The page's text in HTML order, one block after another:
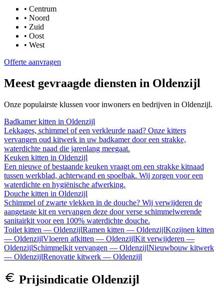
• Centrum
• Noord
• Zuid
• Oost
• West
Offerte aanvragen
Meest gevraagde diensten in Oldenzijl
Onze populairste klussen voor inwoners en bedrijven in Oldenzijl.
Badkamer kitten in Oldenzijl
Lekkages, schimmel of een verkleurde naad? Onze kitters
vervangen oud kitwerk in uw badkamer door een strakke,
waterdichte naad die jarenlang meegaat.
Keuken kitten in Oldenzijl
Een nieuwe of bestaande keuken vraagt om een strakke kitnaad
tussen werkblad, achterwand en spoelbak. Wij zorgen voor een
waterdichte en hygiënische afwerking.
Douche kitten in Oldenzijl
Schimmel of zwarte vlekken in de douche? Wij verwijderen de
aangetaste kit en vervangen deze door verse schimmelwerende
sanitairkit voor een 100% waterdichte douche.
Toilet kitten — OldenzijlRamen kitten — OldenzijlKozijnen kitten
— OldenzijlVloeren afkitten — OldenzijlKit verwijderen —
OldenzijlSchimmelkit vervangen — OldenzijlNieuwbouw kitwerk
— OldenzijlRenovatie kitwerk — Oldenzijl
Prijsindicatie Oldenzijl